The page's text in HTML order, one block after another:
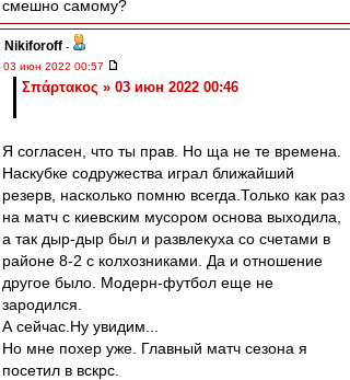
смешно самому?
Nikiforoff -
03 июн 2022 00:57
Σπάρτακος » 03 июн 2022 00:46
Я согласен, что ты прав. Но ща не те времена.
Наскубке содружества играл ближайший
резерв, насколько помню всегда.Только как раз
на матч с киевским мусором основа выходила,
а так дыр-дыр был и развлекуха со счетами в
районе 8-2 с колхозниками. Да и отношение
другое было. Модерн-футбол еще не
зародился.
А сейчас.Ну увидим...
Но мне похер уже. Главный матч сезона я
посетил в вскрс.